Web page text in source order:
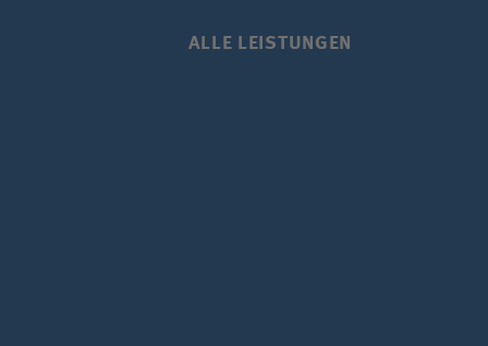
ALLE LEISTUNGEN